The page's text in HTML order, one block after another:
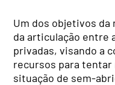
Um dos objetivos da
da articulação entre
privadas, visando a
recursos para tentar
situação de sem-